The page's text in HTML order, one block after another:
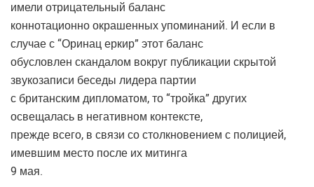
имели отрицательный баланс
коннотационно окрашенных упоминаний. И если в
случае с “Оринац еркир” этот баланс
обусловлен скандалом вокруг публикации скрытой
звукозаписи беседы лидера партии
с британским дипломатом, то “тройка” других
освещалась в негативном контексте,
прежде всего, в связи со столкновением с полицией,
имевшим место после их митинга
9 мая.